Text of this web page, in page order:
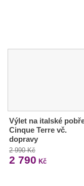
Výlet na italské
Cinque Terre vč.
dopravy
2 990 Kč
2 790 Kč